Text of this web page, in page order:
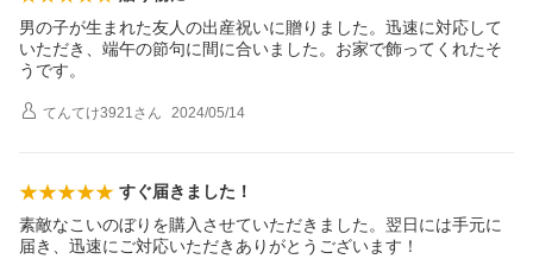
男の子が生まれた友人の出産祝いに贈りました。迅速に対応して
いただき、端午の節句に間に合いました。お家で飾ってくれたそ
うです。
てんてけ3921さん 2024/05/14
すぐ届きました！
素敵なこいのぼりを購入させていただきました。翌日には手元に
届き、迅速にご対応いただきありがとうございます！